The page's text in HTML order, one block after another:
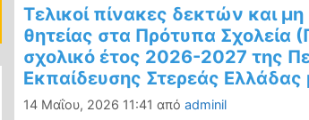
Τελικοί πίνακες δεκτών και
θητείας στα Πρότυπα Σχολεία
σχολικό έτος 2026-2027 της
Εκπαίδευσης Στερεάς
14 Μαΐου, 2026 11:41 από adminil